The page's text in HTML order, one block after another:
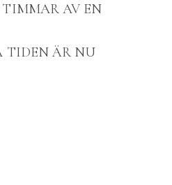
AV EN
TIDEN ÄR NU